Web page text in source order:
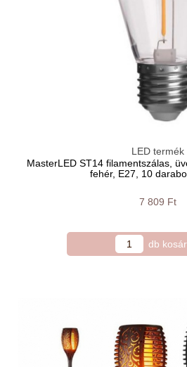
LED termék
MasterLED ST14 filamentszálas,
fehér, E27, 10
7 809 Ft